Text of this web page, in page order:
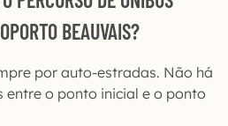
BEAUVAIS?
por auto-estradas. Não há
o ponto inicial e o ponto